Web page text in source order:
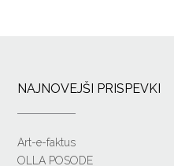
NAJNOVEJŠI PRISPEVKI
Art-e-faktus
OLLA POSODE